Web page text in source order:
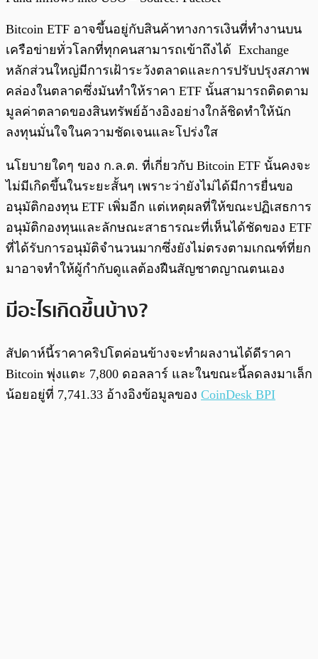
Bitcoin ETF อาจขึ้นอยู่กับสินค้าทางการเงินที่ทำงานบน
เครือข่ายทั่วโลกที่ทุกคนสามารถเข้าถึงได้ Exchange
หลักส่วนใหญ่มีการเฝ้าระวังตลาดและการปรับปรุงสภาพ
คล่องในตลาดซึ่งมันทำให้ราคา ETF นั้นสามารถติดตาม
มูลค่าตลาดของสินทรัพย์อ้างอิงอย่างใกล้ชิดทำให้นัก
ลงทุนมั่นใจในความชัดเจนและโปร่งใส
นโยบายใดๆ ของ ก.ล.ต. ที่เกี่ยวกับ Bitcoin ETF นั้นคงจะ
ไม่มีเกิดขึ้นในระยะสั้นๆ เพราะว่ายังไม่ได้มีการยื่นขอ
อนุมัติกองทุน ETF เพิ่มอีก แต่เหตุผลที่ให้ขณะปฏิเสธการ
อนุมัติกองทุนและลักษณะสาธารณะที่เห็นได้ชัดของ ETF
ที่ได้รับการอนุมัติจำนวนมากซึ่งยังไม่ตรงตามเกณฑ์ที่ยก
มาอาจทำให้ผู้กำกับดูแลต้องฝืนสัญชาตญาณตนเอง
มีอะไรเกิดขึ้นบ้าง?
สัปดาห์นี้ราคาคริปโตค่อนข้างจะทำผลงานได้ดีราคา
Bitcoin พุ่งแตะ 7,800 ดอลลาร์ และในขณะนี้ลดลงมาเล็ก
น้อยอยู่ที่ 7,741.33 อ้างอิงข้อมูลของ CoinDesk BPI